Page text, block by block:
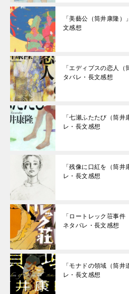
「美藝公（筒井康隆
文感想
「エディプスの恋人
タバレ・長文感想
「七瀬ふたたび（筒
レ・長文感想
「残像に口紅を（筒
レ・長文感想
「ロートレック荘事件
ネタバレ・長文感想
「モナドの領域（筒
レ・長文感想